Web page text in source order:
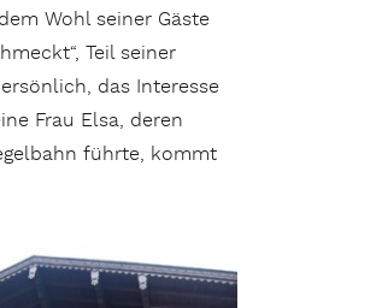
Wohl seiner Gäste
Teil seiner
das Interesse
Frau Elsa, deren
führte, kommt